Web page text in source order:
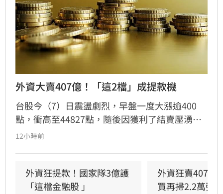
外資大賣407億！「這2檔」成提款機
台股今（7）日震盪劇烈，早盤一度大漲逾400
點，衝高至44827點，隨後因獲利了結賣壓湧
現，指數翻黑收在44225.91點，下跌170.79點，
億元，大舉減碼群創與華邦電，長榮航則獲外資
青睞成為買超冠軍。市場多空在季線壓力區拉
12小時前
外資狂提款！國家隊3億護
「這檔金融股 」
外資狂賣407億
買再掃2.2萬張